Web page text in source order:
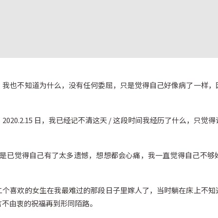
也不知道为什么，没有任何委屈，只是觉得自己好像病了一样
日，我已经记不清这天 / 这段时间我经历了什么，只觉
已觉得自己有了太多遗憾，想想都会心痛，我一直觉得自己不
喜欢的女生在我最难过的那段日子里嫁人了，当时躺在床上不
由衷的祝福再到形同陌路。